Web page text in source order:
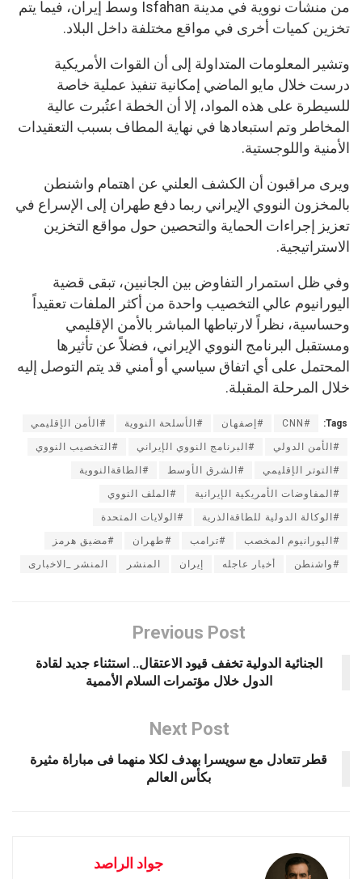
من منشآت نووية في مدينة Isfahan وسط إيران، فيما يتم
تخزين كميات أخرى في مواقع مختلفة داخل البلاد.
وتشير المعلومات المتداولة إلى أن القوات الأمريكية
درست خلال مايو الماضي إمكانية تنفيذ عملية خاصة
للسيطرة على هذه المواد، إلا أن الخطة اعتُبرت عالية
المخاطر وتم استبعادها في نهاية المطاف بسبب التعقيدات
الأمنية واللوجستية.
ويرى مراقبون أن الكشف العلني عن اهتمام واشنطن
بالمخزون النووي الإيراني ربما دفع طهران إلى الإسراع في
تعزيز إجراءات الحماية والتحصين حول مواقع التخزين
الاستراتيجية.
وفي ظل استمرار التفاوض بين الجانبين، تبقى قضية
اليورانيوم عالي التخصيب واحدة من أكثر الملفات تعقيداً
وحساسية، نظراً لارتباطها المباشر بالأمن الإقليمي
ومستقبل البرنامج النووي الإيراني، فضلاً عن تأثيرها
المحتمل على أي اتفاق سياسي أو أمني قد يتم التوصل إليه
خلال المرحلة المقبلة.
Tags:
#CNN #إصفهان #الأسلحة النووية #الأمن الإقليمي
#الأمن الدولي #البرنامج النووي الإيراني #التخصيب النووي
#التوتر الإقليمي #الشرق الأوسط #الطاقةالنووية
#المفاوضات الأمريكية الإيرانية #الملف النووي
#الوكالة الدولية للطاقةالذرية #الولايات المتحدة
#اليورانيوم المخصب #ترامب #طهران #مضيق هرمز
#واشنطن أخبار عاجله إيران المنشر المنشر _الاخبارى
Previous Post
الجنائية الدولية تخفف قيود الاعتقال.. استثناء جديد لقادة
الدول خلال مؤتمرات السلام الأممية
Next Post
قطر تتعادل مع سويسرا بهدف لكلا منهما فى مباراة مثيرة
بكأس العالم
جواد الراصد